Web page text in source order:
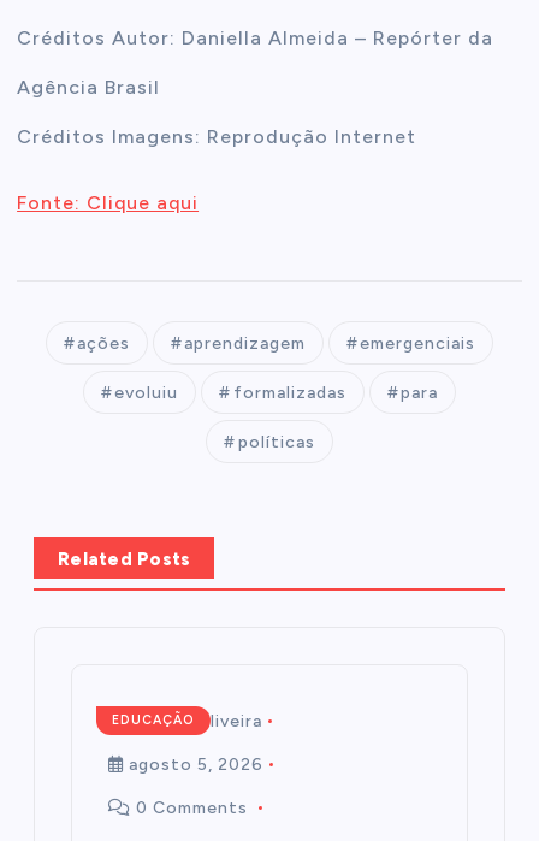
Créditos Autor: Daniella Almeida – Repórter da
Agência Brasil
Créditos Imagens: Reprodução Internet
Fonte: Clique aqui
ações aprendizagem emergenciais
evoluiu formalizadas para
políticas
Related Posts
EDUCAÇÃO
Mairim de Oliveira
agosto 5, 2026
0 Comments